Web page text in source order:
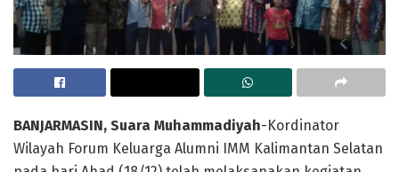
BANJARMASIN, Suara Muhammadiyah-Kordinator
Wilayah Forum Keluarga Alumni IMM Kalimantan Selatan